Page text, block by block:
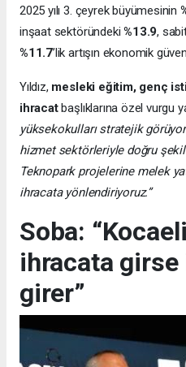
2025 yılı 3. çeyrek büyümesinin
inşaat sektöründeki%13.9,
%11.7’lik artışın ekonomik
Yıldız, mesleki eğitim, genç
ihracatbaşlıklarına özel vurgu
yüksekokulları stratejik
hizmet sektörleriyle doğru
Teknopark projelerine melek
ihracata yönlendiriyoruz.”
Soba:
ihracata
girer”